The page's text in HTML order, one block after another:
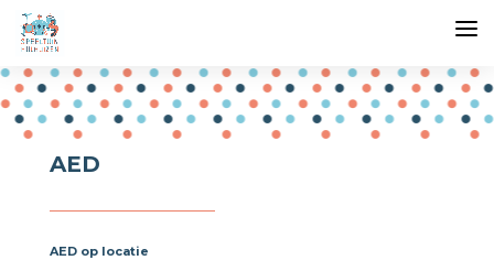
AED
AED op locatie